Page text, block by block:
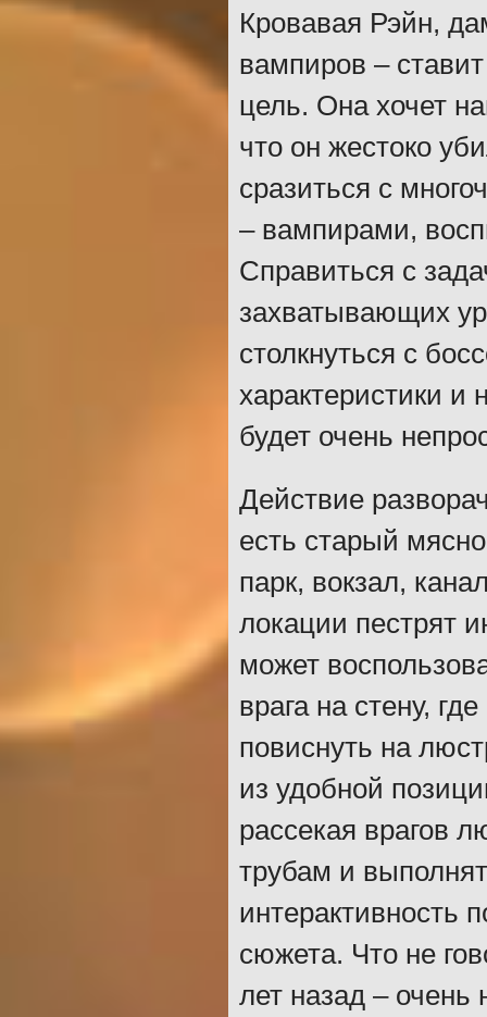
Кровавая Рэйн,
вампиров –
цель. Она хочет
что он жестоко
сразиться с
– вампирами,
Справиться с
захватывающих
столкнуться с
характеристики и
будет очень
Действие
есть старый
парк, вокзал,
локации пестрят
может
врага на стену,
повиснуть на
из удобной
рассекая врагов
трубам и
интерактивность
сюжета. Что не
лет назад – очень